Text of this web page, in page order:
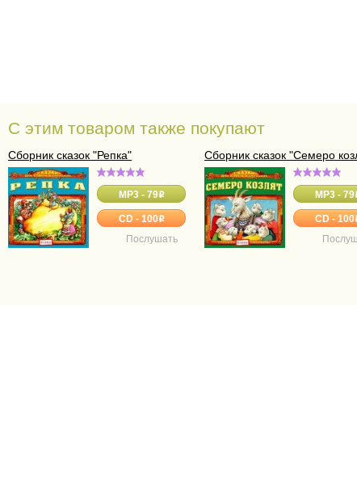
С этим товаром также покупают
Сборник сказок "Репка"
MP3 - 79o
CD - 100o
Послушать
Сборник сказок "Семеро
MP3 - 79
CD - 100